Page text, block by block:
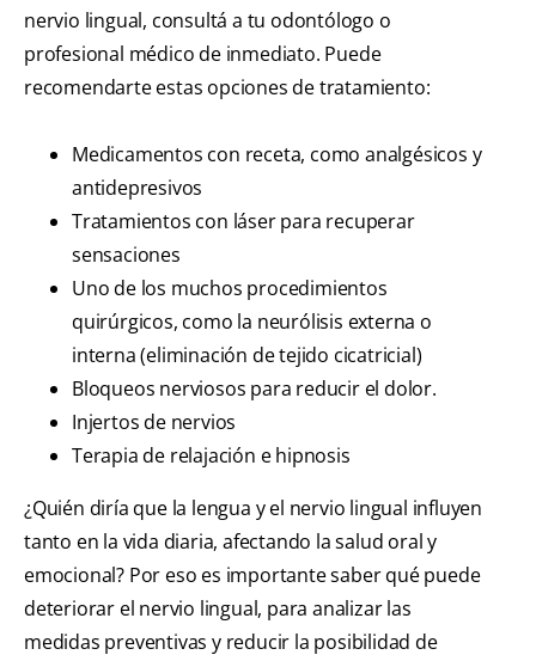
nervio lingual, consultá a tu odontólogo o
profesional médico de inmediato. Puede
recomendarte estas opciones de tratamiento:
Medicamentos con receta, como analgésicos y
antidepresivos
Tratamientos con láser para recuperar
sensaciones
Uno de los muchos procedimientos
quirúrgicos, como la neurólisis externa o
interna (eliminación de tejido cicatricial)
Bloqueos nerviosos para reducir el dolor.
Injertos de nervios
Terapia de relajación e hipnosis
¿Quién diría que la lengua y el nervio lingual influyen
tanto en la vida diaria, afectando la salud oral y
emocional? Por eso es importante saber qué puede
deteriorar el nervio lingual, para analizar las
medidas preventivas y reducir la posibilidad de